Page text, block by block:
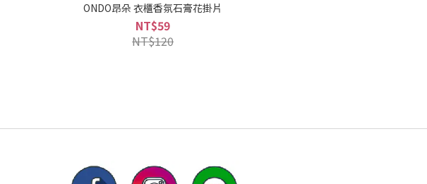
ONDO昂朵 衣櫃香氛石膏花掛片
NT$59
NT$120